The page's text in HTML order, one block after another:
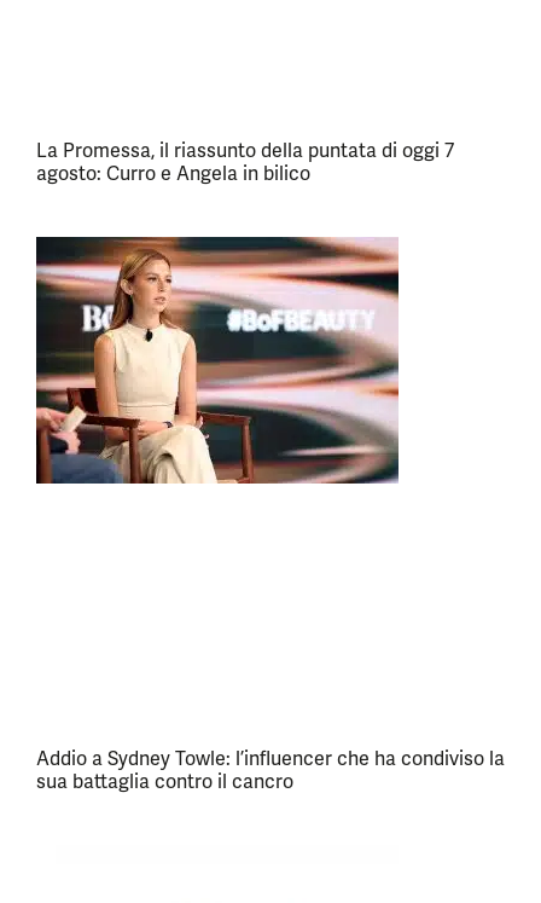
La Promessa, il riassunto della puntata di oggi 7
agosto: Curro e Angela in bilico
Addio a Sydney Towle: l’influencer che ha condiviso la
sua battaglia contro il cancro